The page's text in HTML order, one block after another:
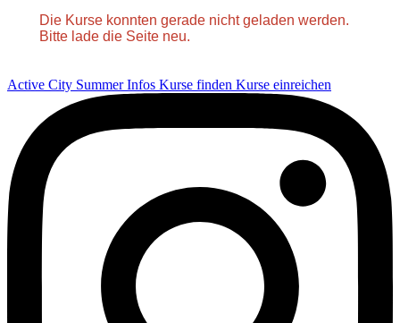
Die Kurse konnten gerade nicht geladen werden.
Bitte lade die Seite neu.
Active City SummerInfos Kurse finden Kurse einreichen